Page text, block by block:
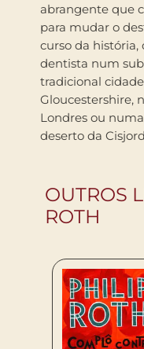
abrangente que
para mudar o
curso da
dentista num
tradicional
Gloucestershire,
Londres ou
deserto da
OUTROS
ROTH